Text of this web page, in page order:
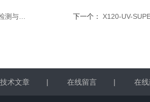
修复 下一个： X120-UV-
技术文章 | 在线留言 | 在